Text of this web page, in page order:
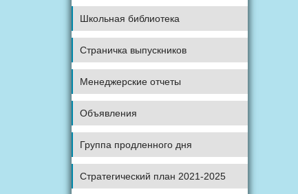
Школьная библиотека
Страничка выпускников
Менеджерские отчеты
Объявления
Группа продленного дня
Стратегический план 2021-2025